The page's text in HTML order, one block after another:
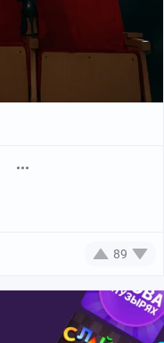
89